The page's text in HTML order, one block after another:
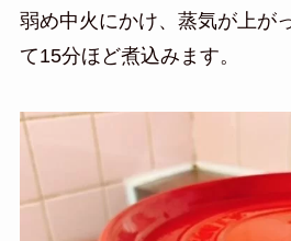
弱め中火にかけ、蒸気が上が
て15分ほど煮込みます。